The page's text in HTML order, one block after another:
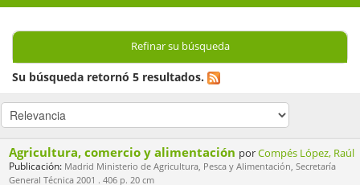
Refinar su búsqueda
Su búsqueda retornó 5 resultados.
Agricultura, comercio y alimentación porCompés López, Raúl
Publicación: Madrid Ministerio de Agricultura, Pesca y Alimentación, Secretaría
General Técnica 2001 . 406 p. 20 cm